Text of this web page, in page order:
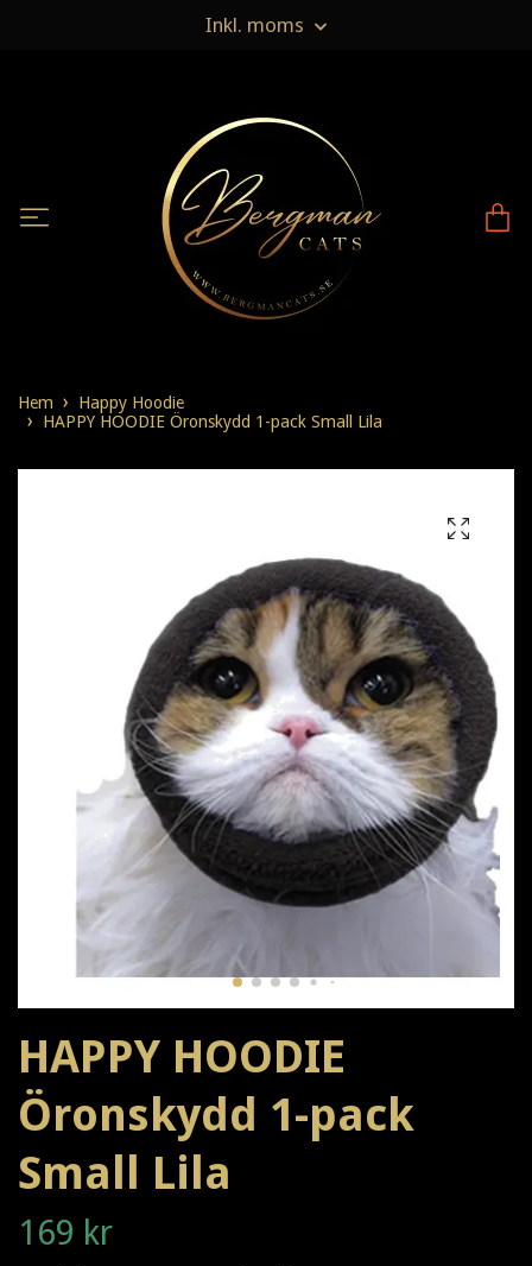
Inkl. moms
Hem
Happy Hoodie
HAPPY HOODIE Öronskydd 1-pack Small Lila
HAPPY HOODIE
Öronskydd 1-pack
Small Lila
169 kr